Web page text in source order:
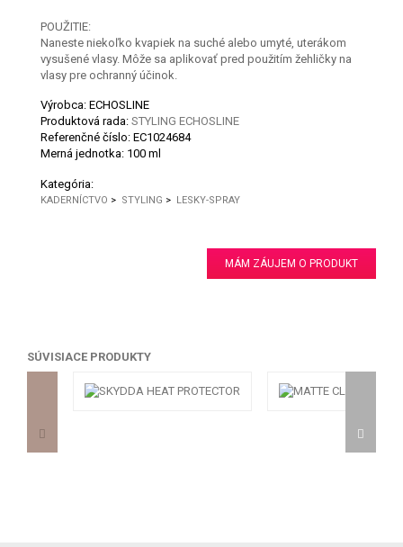
POUŽITIE:
Naneste niekoľko kvapiek na suché alebo umyté, uterákom
vysušené vlasy. Môže sa aplikovať pred použitím žehličky na
vlasy pre ochranný účinok.
Výrobca: ECHOSLINE
Produktová rada: STYLING ECHOSLINE
Referenčné číslo: EC1024684
Merná jednotka: 100 ml
Kategória:
KADERNÍCTVO > STYLING > LESKY-SPRAY
MÁM ZÁUJEM O PRODUKT
SÚVISIACE PRODUKTY